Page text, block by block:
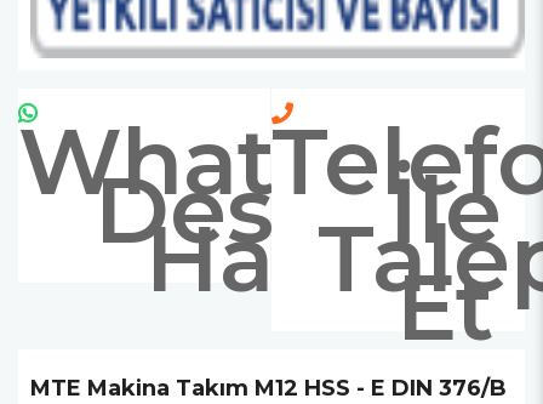
Whatsapp
Destek
Hattıİle
Et
MTE Makina Takım M12 HSS - E DIN 376/B